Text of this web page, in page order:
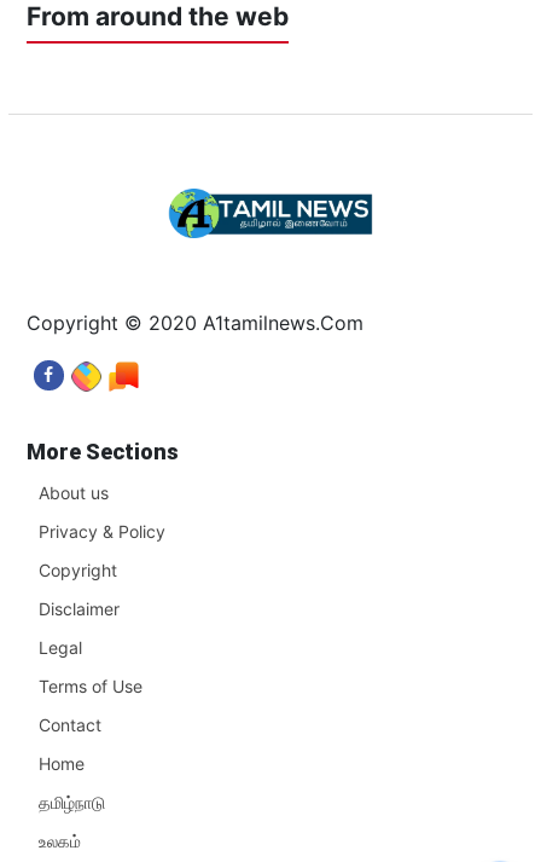
From around the web
Copyright © 2020 A1tamilnews.Com
More Sections
About us
Privacy & Policy
Copyright
Disclaimer
Legal
Terms of Use
Contact
Home
தமிழ்நாடு
உலகம்